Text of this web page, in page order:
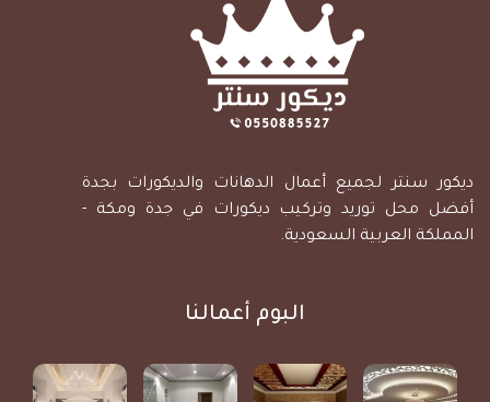
ديكور سنتر لجميع أعمال الدهانات والديكورات بجدة
أفضل محل توريد وتركيب ديكورات في جدة ومكة -
المملكة العربية السعودية.
البوم أعمالنا